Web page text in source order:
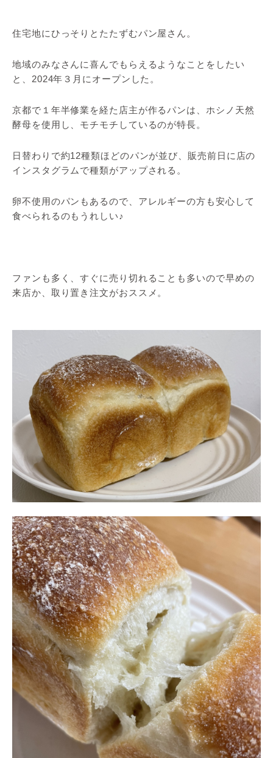
住宅地にひっそりとたたずむパン屋さん。
地域のみなさんに喜んでもらえるようなことをしたい
と、2024年３月にオープンした。
京都で１年半修業を経た店主が作るパンは、ホシノ天然
酵母を使用し、モチモチしているのが特長。
日替わりで約12種類ほどのパンが並び、販売前日に店の
インスタグラムで種類がアップされる。
卵不使用のパンもあるので、アレルギーの方も安心して
食べられるのもうれしい♪
ファンも多く、すぐに売り切れることも多いので早めの
来店か、取り置き注文がおススメ。